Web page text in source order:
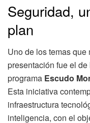
Seguridad,
plan
Uno de los temas
presentación fue el
programa Escudo
Esta iniciativa
infraestructura
inteligencia, con el